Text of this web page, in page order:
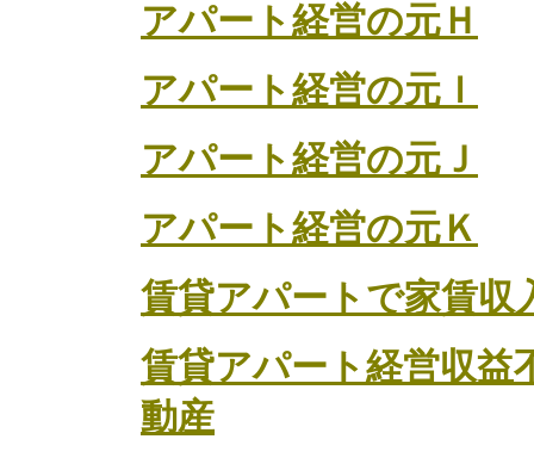
アパート経営の元Ｈ
アパート経営の元Ｉ
アパート経営の元Ｊ
アパート経営の元Ｋ
賃貸アパートで家賃収
賃貸アパート経営収益
動産